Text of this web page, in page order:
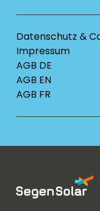
Datenschutz &
Impressum
AGB DE
AGB EN
AGB FR